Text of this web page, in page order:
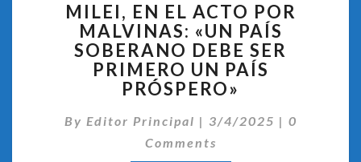
EN
EL
ACTO
POR
MALVINAS:
«UN
PAÍS
SOBERANO
MILEI, EN EL ACTO POR
MALVINAS: «UN PAÍS
SOBERANO DEBE SER
PRIMERO UN PAÍS
PRÓSPERO»
By Editor Principal | 3/4/2025 | 0
Comments